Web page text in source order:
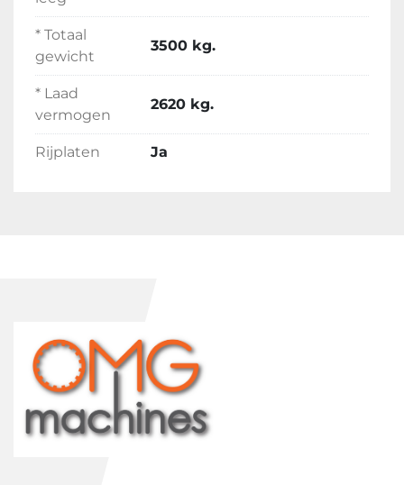
* Totaal
gewicht
3500 kg.
* Laad
vermogen
2620 kg.
Rijplaten Ja